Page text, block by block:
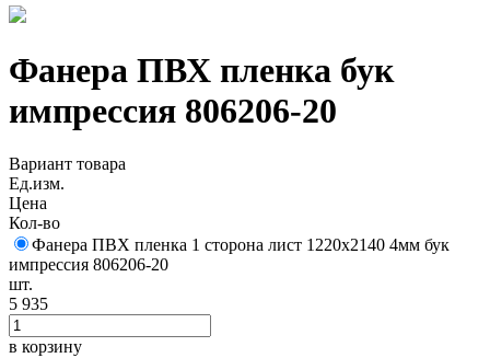
Фанера ПВХ пленка бук
импрессия 806206-20
Вариант товара
Ед.изм.
Цена
Кол-во
Фанера ПВХ пленка 1 сторона лист 1220х2140 4мм бук
импрессия 806206-20
шт.
5 935
в корзину